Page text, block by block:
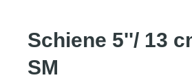
Schiene 5''/ 13
SM